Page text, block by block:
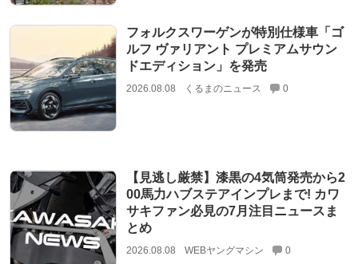
フォルクスワーゲンが特別仕様車「ゴ
ルフ ヴァリアント プレミアムサウン
ドエディション」を発売
2026.08.08 くるまのニュース 0
【見逃し厳禁】漆黒の4気筒発売から2
00馬力ハブステアインプレまで! カワ
サキファン必見の7月注目ニュースま
とめ
2026.08.08 WEBヤングマシン 0